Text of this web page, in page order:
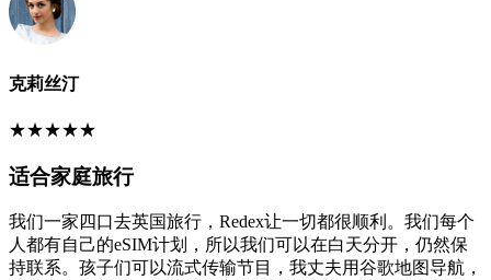
克莉丝汀
★★★★★
适合家庭旅行
我们一家四口去英国旅行，Redex让一切都很顺利。我们每个
人都有自己的eSIM计划，所以我们可以在白天分开，仍然保
持联系。孩子们可以流式传输节目，我丈夫用谷歌地图导航，